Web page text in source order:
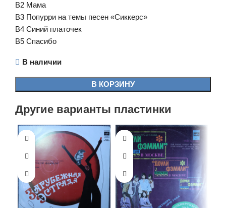
B2 Мама
B3 Попурри на темы песен «Сиккерс»
B4 Синий платочек
B5 Спасибо
В наличии
В КОРЗИНУ
Другие варианты пластинки